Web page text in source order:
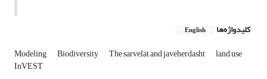
کلیدواژه‌ها English
Modeling Biodiversity The sarvelat and javeherdasht land use
InVEST